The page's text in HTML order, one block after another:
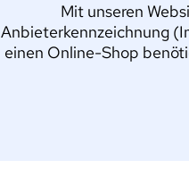
Mit unseren
Anbieterkennzeichnung
einen Online-Shop